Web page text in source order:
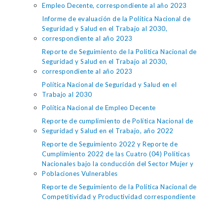
Empleo Decente, correspondiente al año 2023
Informe de evaluación de la Política Nacional de
Seguridad y Salud en el Trabajo al 2030,
correspondiente al año 2023
Reporte de Seguimiento de la Política Nacional de
Seguridad y Salud en el Trabajo al 2030,
correspondiente al año 2023
Política Nacional de Seguridad y Salud en el
Trabajo al 2030
Política Nacional de Empleo Decente
Reporte de cumplimiento de Política Nacional de
Seguridad y Salud en el Trabajo, año 2022
Reporte de Seguimiento 2022 y Reporte de
Cumplimiento 2022 de las Cuatro (04) Políticas
Nacionales bajo la conducción del Sector Mujer y
Poblaciones Vulnerables
Reporte de Seguimiento de la Política Nacional de
Competitividad y Productividad correspondiente